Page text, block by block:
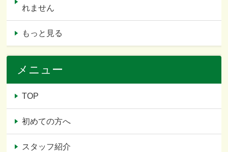
れません
もっと見る
メニュー
TOP
初めての方へ
スタッフ紹介